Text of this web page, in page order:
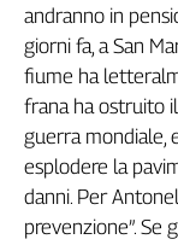
Inserti
Idea
Diffusa
InFlai
Le
trasmissioni
tv
andranno in
giorni fa, a San
fiume ha
frana ha ostruito
guerra mondiale,
esplodere la
danni. Per
prevenzione”. Se